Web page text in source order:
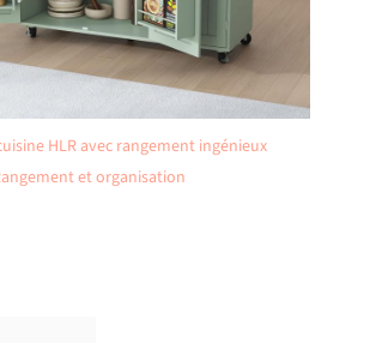
HLR avec rangement ingénieux
et organisation